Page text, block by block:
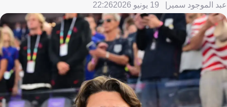
عبد الموجود سمير 19 يونيو 2026 22:26